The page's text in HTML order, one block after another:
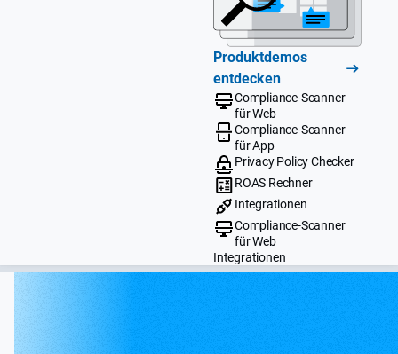
Produktdemos
entdecken
Compliance-Scanner
für Web
Compliance-Scanner
für App
Privacy Policy Checker
ROAS Rechner
Integrationen
Compliance-Scanner
für Web
Integrationen